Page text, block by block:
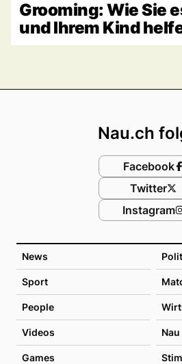
Grooming: Wie Sie
und Ihrem Kind
News
Sport
People
Videos
Games
Nau.ch
Facebook
Twitter
Instagram